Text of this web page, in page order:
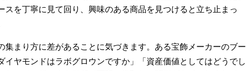
を丁寧に見て回り、興味のある商品を見つけると立ち止まっ
まり方に差があることに気づきます。ある宝飾メーカーのブー
ヤモンドはラボグロウンですか」「資産価値としてはどうでし